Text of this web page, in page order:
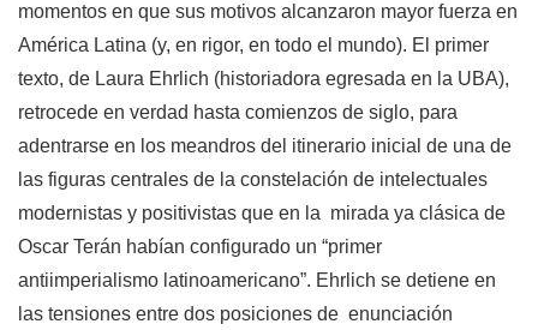
momentos en que sus motivos alcanzaron mayor fuerza en
América Latina (y, en rigor, en todo el mundo). El primer
texto, de Laura Ehrlich (historiadora egresada en la UBA),
retrocede en verdad hasta comienzos de siglo, para
adentrarse en los meandros del itinerario inicial de una de
las figuras centrales de la constelación de intelectuales
modernistas y positivistas que en la mirada ya clásica de
Oscar Terán habían configurado un “primer
antiimperialismo latinoamericano”. Ehrlich se detiene en
las tensiones entre dos posiciones de enunciación